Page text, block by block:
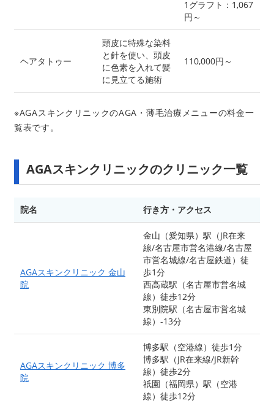
1グラフト：1,067
円～
ヘアタトゥー
頭皮に特殊な染料
と針を使い、頭皮
に色素を入れて髪
に見立てる施術
110,000円～
※AGAスキンクリニックのAGA・薄毛治療メニューの料金一
覧表です。
AGAスキンクリニックのクリニック一覧
院名 行き方・アクセス
AGAスキンクリニック 金山
院
金山（愛知県）駅（JR在来
線/名古屋市営名港線/名古屋
市営名城線/名古屋鉄道）徒
歩1分
西高蔵駅（名古屋市営名城
線）徒歩12分
東別院駅（名古屋市営名城
線）-13分
AGAスキンクリニック 博多
院
博多駅（空港線）徒歩1分
博多駅（JR在来線/JR新幹
線）徒歩2分
祇園（福岡県）駅（空港
線）徒歩12分